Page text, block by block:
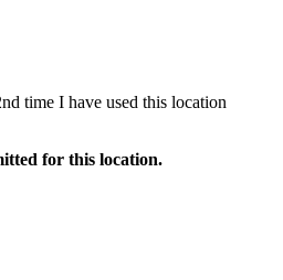
time I have used this location
for this location.